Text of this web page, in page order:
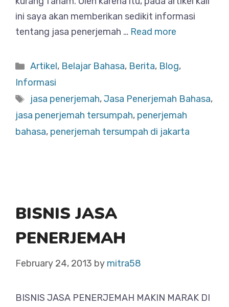
ini saya akan memberikan sedikit informasi
tentang jasa penerjemah … Read more
Categories
Artikel, Belajar Bahasa, Berita, Blog,
Informasi
Tags
jasa penerjemah,Jasa Penerjemah Bahasa,
jasa penerjemah tersumpah, penerjemah
bahasa, penerjemah tersumpah di jakarta
BISNIS JASA
PENERJEMAH
February 24, 2013 by mitra58
BISNIS JASA PENERJEMAH MAKIN MARAK DI